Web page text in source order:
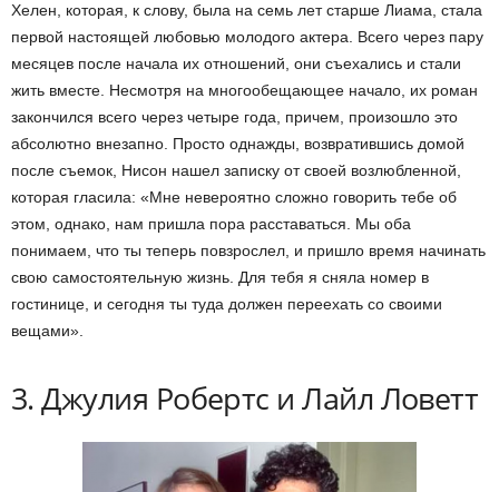
Хелен, которая, к слову, была на семь лет старше Лиама, стала
первой настоящей любовью молодого актера. Всего через пару
месяцев после начала их отношений, они съехались и стали
жить вместе. Несмотря на многообещающее начало, их роман
закончился всего через четыре года, причем, произошло это
абсолютно внезапно. Просто однажды, возвратившись домой
после съемок, Нисон нашел записку от своей возлюбленной,
которая гласила: «Мне невероятно сложно говорить тебе об
этом, однако, нам пришла пора расставаться. Мы оба
понимаем, что ты теперь повзрослел, и пришло время начинать
свою самостоятельную жизнь. Для тебя я сняла номер в
гостинице, и сегодня ты туда должен переехать со своими
вещами».
3. Джулия Робертс и Лайл Ловетт